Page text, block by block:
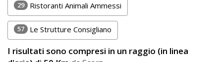
29 Ristoranti Animali Ammessi
57 Le Strutture Consigliano
I risultati sono compresi in un raggio (in linea